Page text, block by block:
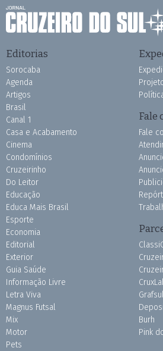
Editorias
Sorocaba
Agenda
Artigos
Brasil
Canal 1
Casa e Acabamento
Cinema
Condomínios
Cruzeirinho
Do Leitor
Educação
Educa Mais Brasil
Esporte
Economia
Editorial
Exterior
Guia Saúde
Informação Livre
Letra Viva
Magnus Futsal
Mix
Motor
Pets
Fale
Fale
Grafsul
Burh
Pink